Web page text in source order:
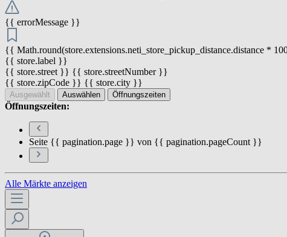
{{ errorMessage }}
{{ Math.round(store.extensions.neti_store_pickup_distance.distance *
{{ store.label }}
{{ store.street }} {{ store.streetNumber }}
{{ store.zipCode }} {{ store.city }}
Ausgewählt Auswählen Öffnungszeiten
Öffnungszeiten:
Seite {{ pagination.page }} von {{ pagination.pageCount }}
Alle Märkte anzeigen